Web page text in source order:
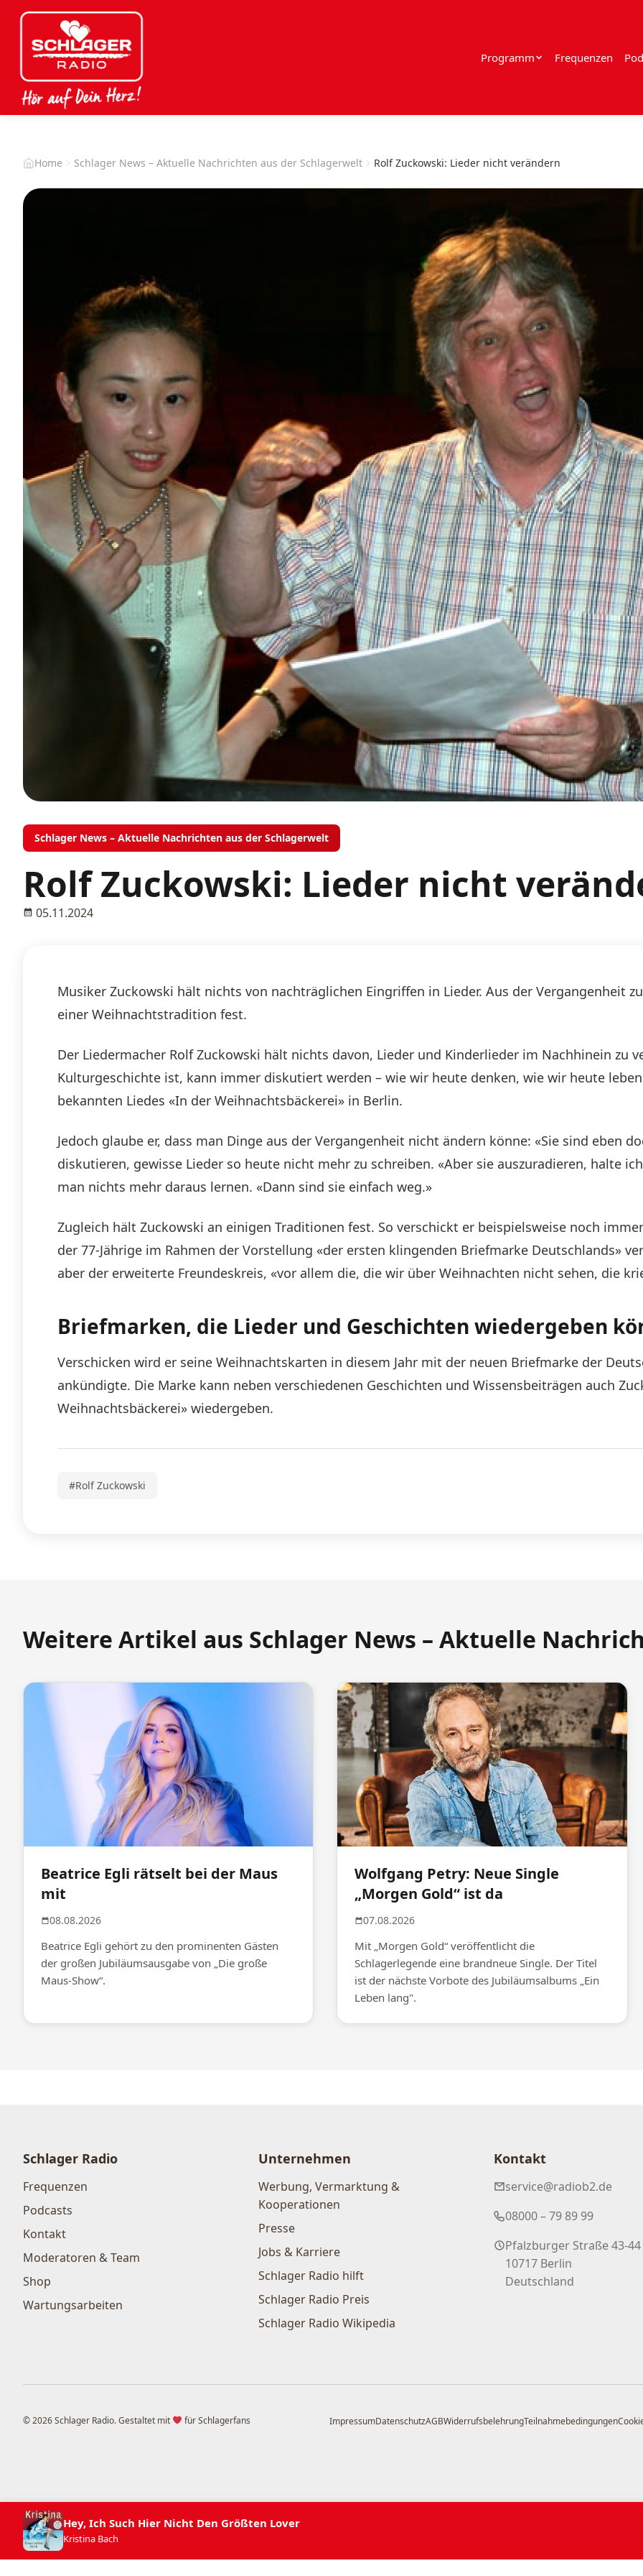
Programm Frequenzen
Home Schlager News – Aktuelle Nachrichten aus der Schlagerwelt Rolf Zuckowski: Lieder nicht verändern
Schlager News – Aktuelle Nachrichten aus der Schlagerwelt
Rolf Zuckowski: Lieder nicht
05.11.2024
Musiker Zuckowski hält nichts von nachträglichen Eingriffen in Lieder. Aus der Vergangenheit
einer Weihnachtstradition fest.
Der Liedermacher Rolf Zuckowski hält nichts davon, Lieder und Kinderlieder im Nachhinein zu
Kulturgeschichte ist, kann immer diskutiert werden – wie wir heute denken, wie wir heute
bekannten Liedes «In der Weihnachtsbäckerei» in Berlin.
Jedoch glaube er, dass man Dinge aus der Vergangenheit nicht ändern könne: «Sie sind eben
diskutieren, gewisse Lieder so heute nicht mehr zu schreiben. «Aber sie auszuradieren, halte
man nichts mehr daraus lernen. «Dann sind sie einfach weg.»
Zugleich hält Zuckowski an einigen Traditionen fest. So verschickt er beispielsweise noch
der 77-Jährige im Rahmen der Vorstellung «der ersten klingenden Briefmarke Deutschlands»
aber der erweiterte Freundeskreis, «vor allem die, die wir über Weihnachten nicht sehen, die
Briefmarken, die Lieder und Geschichten wiedergeben
Verschicken wird er seine Weihnachtskarten in diesem Jahr mit der neuen Briefmarke der
ankündigte. Die Marke kann neben verschiedenen Geschichten und Wissensbeiträgen auch
Weihnachtsbäckerei» wiedergeben.
#Rolf Zuckowski
Weitere Artikel aus Schlager News – Aktuelle
Beatrice Egli rätselt bei der Maus
mit
08.08.2026
Beatrice Egli gehört zu den prominenten Gästen
der großen Jubiläumsausgabe von „Die große
Maus-Show“.
Wolfgang Petry: Neue Single
„Morgen Gold“ ist da
07.08.2026
Mit „Morgen Gold“ veröffentlicht die
Schlagerlegende eine brandneue Single. Der Titel
ist der nächste Vorbote des Jubiläumsalbums „Ein
Leben lang".
Schlager Radio
Frequenzen
Podcasts
Kontakt
Moderatoren & Team
Shop
Wartungsarbeiten
Unternehmen
Werbung, Vermarktung &
Kooperationen
Presse
Jobs & Karriere
Schlager Radio hilft
Schlager Radio Preis
Schlager Radio Wikipedia
Kontakt
service@radiob2.de
08000 – 79 89 99
Pfalzburger Straße 43-44
10717 Berlin
Deutschland
© 2026 Schlager Radio. Gestaltet mit für Schlagerfans ImpressumDatenschutzAGBWiderrufsbelehrungTeilnahmebedingungen
Hey, Ich Such Hier Nicht Den Größten Lover
Kristina Bach